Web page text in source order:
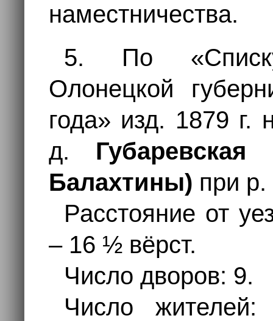
наместничества.
5. По
Олонецкой
года» изд. 1879 г.
д.
Балахтины) при
Расстояние от
– 16 ½ вёрст.
Число дворов: 9.
Число